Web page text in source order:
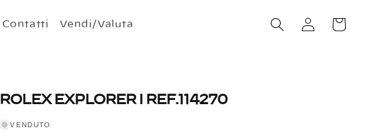
Contatti Vendi/Valuta Accedi Carrello
ROLEX EXPLORER I REF.114270
VENDUTO